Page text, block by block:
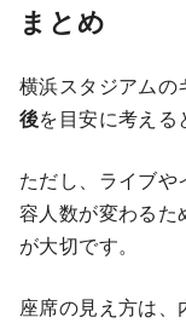
まとめ
横浜スタジアムの
後を目安に考える
ただし、ライブ
容人数が変わるた
が大切です。
座席の見え方は